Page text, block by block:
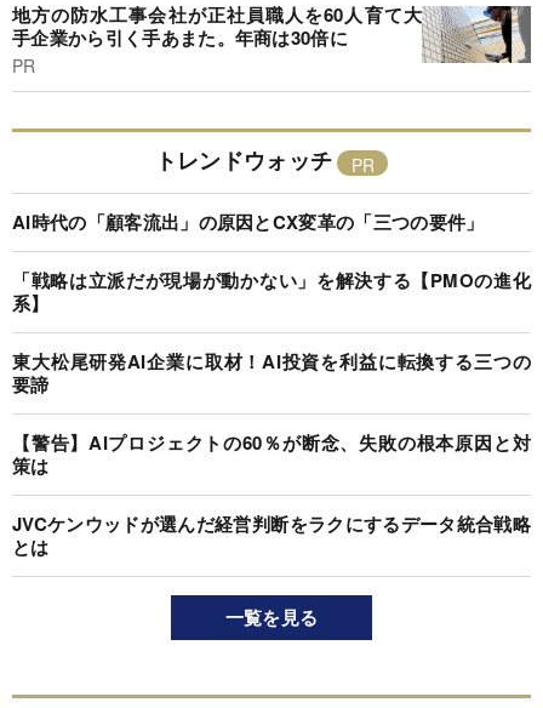
地方の防水工事会社が正社員職人を60人育て大
手企業から引く手あまた。年商は30倍に
PR
トレンドウォッチ
AI時代の「顧客流出」の原因とCX変革の「三つの要件」
「戦略は立派だが現場が動かない」を解決する【PMOの進化
系】
東大松尾研発AI企業に取材！AI投資を利益に転換する三つの
要諦
【警告】AIプロジェクトの60％が断念、失敗の根本原因と対
策は
JVCケンウッドが選んだ経営判断をラクにするデータ統合戦略
とは
一覧を見る